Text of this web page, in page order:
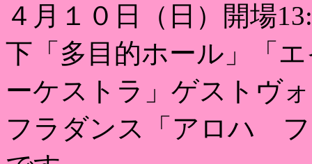
４月１０日（日）開場
下「多目的ホール」「
ーケストラ」ゲストヴ
フラダンス「アロハ